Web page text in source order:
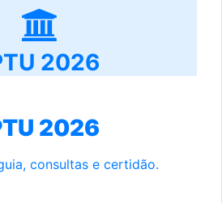
2026
2026
consultas e certidão.